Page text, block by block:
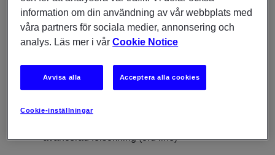
underhållbara applikationer
Arbetar med integrationer mellan olika system
(cloud och on-prem)
Azure och Kubernetes
Arbetar med CI/CD och automatiserade
deployments
avancerad felsökning (3rd line)
information om din användning av vår webbplats med
våra partners för sociala medier, annonsering och
analys. Läs mer i vårCookie Notice
Cookie-inställningar
Avvisa alla Acceptera alla cookies